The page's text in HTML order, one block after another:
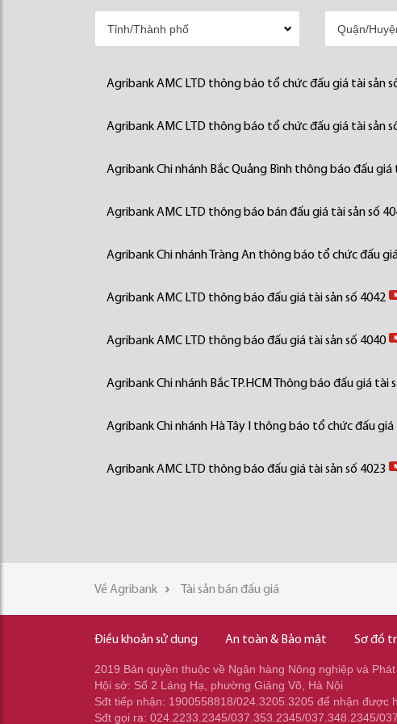
Agribank AMC LTD thông báo tổ chức đấu giá tài sản
Agribank AMC LTD thông báo tổ chức đấu giá tài sản
Agribank Chi nhánh Bắc Quảng Bình thông báo đấu giá
Agribank AMC LTD thông báo bán đấu giá tài sản số
Agribank Chi nhánh Tràng An thông báo tổ chức đấu
Agribank AMC LTD thông báo đấu giá tài sản số 4042
Agribank AMC LTD thông báo đấu giá tài sản số 4040
Agribank Chi nhánh Bắc TP.HCM Thông báo đấu giá tài
Agribank Chi nhánh Hà Tây I thông báo tổ chức đấu giá
Agribank AMC LTD thông báo đấu giá tài sản số 4023
Về Agribank Tài sản bán đấu giá
Điều khoản sử dụng An toàn & Bảo mật Sơ đồ
2019 Bản quyền thuộc về Ngân hàng Nông nghiệp và
Hội sở: Số 2 Láng Hạ, phường Giảng Võ, Hà Nội
Sđt tiếp nhận: 1900558818/024.3205.3205 để nhận được
Sđt gọi ra: 024.2233.2345/037.353.2345/037.348.2345/